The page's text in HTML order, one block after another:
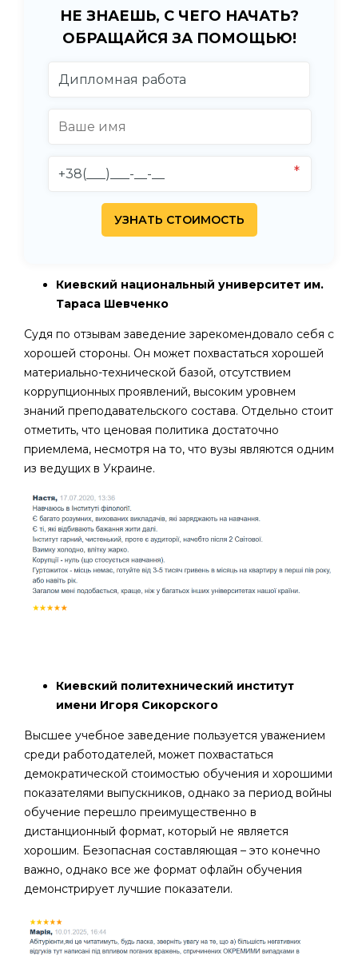
НЕ ЗНАЕШЬ, С ЧЕГО НАЧАТЬ?
ОБРАЩАЙСЯ ЗА ПОМОЩЬЮ!
Киевский национальный университет им.
Тараса Шевченко
Судя по отзывам заведение зарекомендовало себя с
хорошей стороны. Он может похвастаться хорошей
материально-технической базой, отсутствием
коррупционных проявлений, высоким уровнем
знаний преподавательского состава. Отдельно стоит
отметить, что ценовая политика достаточно
приемлема, несмотря на то, что вузы являются одним
из ведущих в Украине.
Киевский политехнический институт
имени Игоря Сикорского
Высшее учебное заведение пользуется уважением
среди работодателей, может похвастаться
демократической стоимостью обучения и хорошими
показателями выпускников, однако за период войны
обучение перешло преимущественно в
дистанционный формат, который не является
хорошим. Безопасная составляющая – это конечно
важно, однако все же формат офлайн обучения
демонстрирует лучшие показатели.